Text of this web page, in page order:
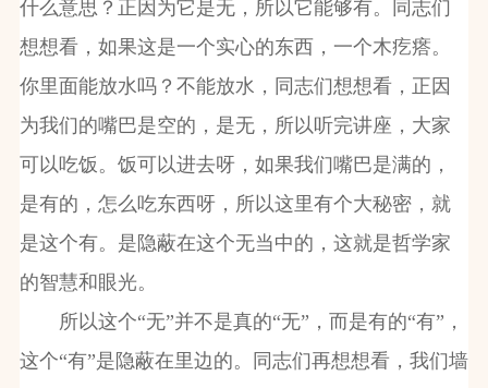
什么意思？正因为它是无，所以它能够有。同志们
想想看，如果这是一个实心的东西，一个木疙瘩。
你里面能放水吗？不能放水，同志们想想看，正因
为我们的嘴巴是空的，是无，所以听完讲座，大家
可以吃饭。饭可以进去呀，如果我们嘴巴是满的，
是有的，怎么吃东西呀，所以这里有个大秘密，就
是这个有。是隐蔽在这个无当中的，这就是哲学家
的智慧和眼光。
所以这个“无”并不是真的“无”，而是有的“有”，
这个“有”是隐蔽在里边的。同志们再想想看，我们墙